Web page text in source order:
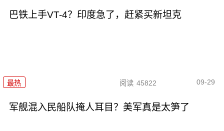
巴铁上手VT-4？印度急了，赶紧买新坦克
最热 阅读 45822 09-29
军舰混入民船队掩人耳目？美军真是太笋了